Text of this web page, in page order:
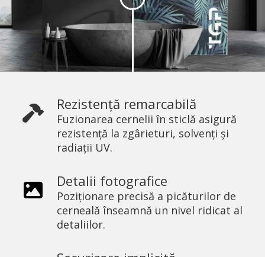
Rezistență remarcabilă
Fuzionarea cernelii în sticlă asigură
rezistență la zgârieturi, solvenți și
radiații UV.
Detalii fotografice
Poziționare precisă a picăturilor de
cerneală înseamnă un nivel ridicat al
detaliilor.